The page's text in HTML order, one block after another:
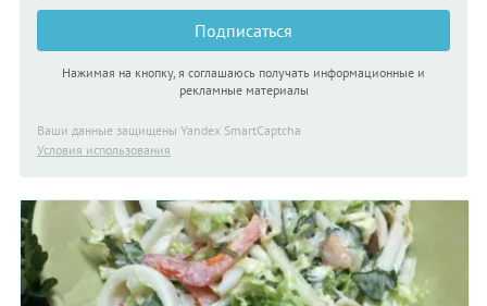
Подписаться
Нажимая на кнопку, я соглашаюсь получать информационные и
рекламные материалы
Ваши данные защищены Yandex SmartCaptcha
Условия использования